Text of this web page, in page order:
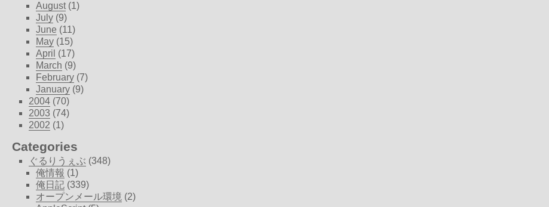
August (1)
July (9)
June (11)
May (15)
April (17)
March (9)
February (7)
January (9)
2004 (70)
2003 (74)
2002 (1)
Categories
ぐるりうぇぶ (348)
俺情報 (1)
俺日記 (339)
オープンメール環境 (2)